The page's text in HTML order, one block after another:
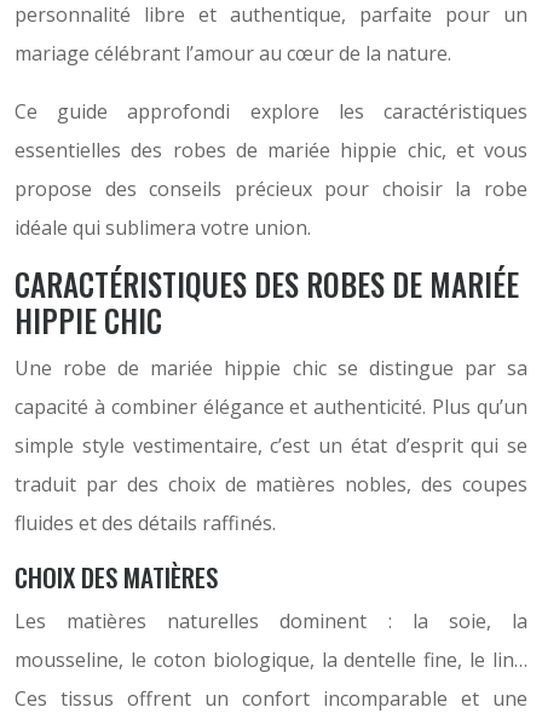
personnalité libre et authentique, parfaite pour un
mariage célébrant l’amour au cœur de la nature.
Ce guide approfondi explore les caractéristiques
essentielles des robes de mariée hippie chic, et vous
propose des conseils précieux pour choisir la robe
idéale qui sublimera votre union.
CARACTÉRISTIQUES DES ROBES DE MARIÉE
HIPPIE CHIC
Une robe de mariée hippie chic se distingue par sa
capacité à combiner élégance et authenticité. Plus qu’un
simple style vestimentaire, c’est un état d’esprit qui se
traduit par des choix de matières nobles, des coupes
fluides et des détails raffinés.
CHOIX DES MATIÈRES
Les matières naturelles dominent : la soie, la
mousseline, le coton biologique, la dentelle fine, le lin…
Ces tissus offrent un confort incomparable et une